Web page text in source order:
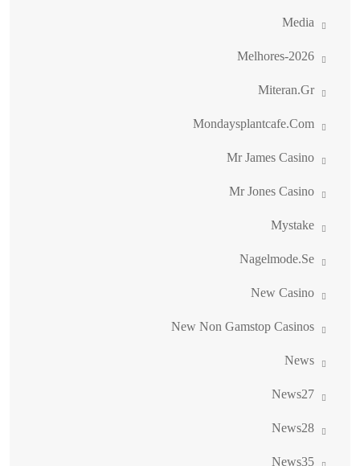
Media
Melhores-2026
Miteran.gr
Mondaysplantcafe.com
Mr James Casino
Mr Jones Casino
Mystake
Nagelmode.se
New Casino
New Non Gamstop Casinos
News
News27
News28
News35